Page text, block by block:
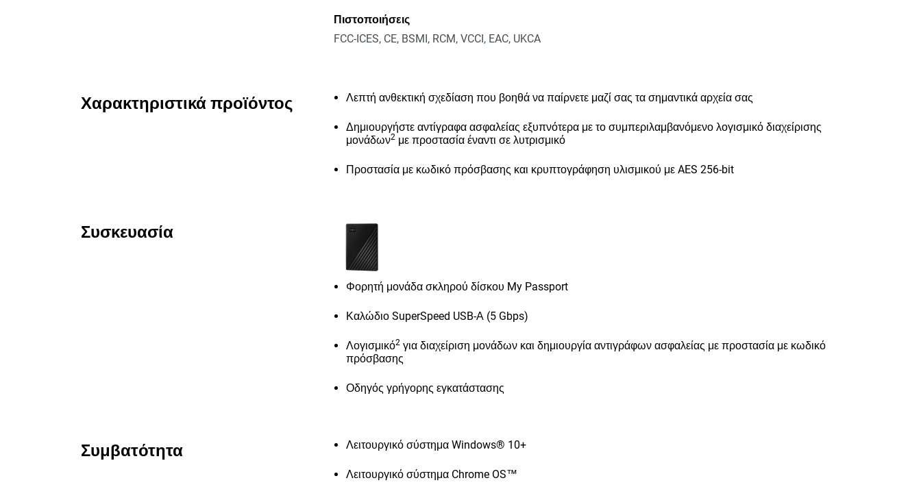
Πιστοποιήσεις
FCC-ICES, CE, BSMI, RCM, VCCI, EAC, UKCA
Χαρακτηριστικά προϊόντος Λεπτή ανθεκτική σχεδίαση που βοηθά να παίρνετε μαζί σας τα σημαντικά αρχεία σας
Δημιουργήστε αντίγραφα ασφαλείας εξυπνότερα με το συμπεριλαμβανόμενο λογισμικό διαχείρισης
μονάδων2 με προστασία έναντι σε λυτρισμικό
Προστασία με κωδικό πρόσβασης και κρυπτογράφηση υλισμικού με AES 256-bit
Συσκευασία
Φορητή μονάδα σκληρού δίσκου My Passport
Καλώδιο SuperSpeed USB-Α (5 Gbps)
Λογισμικό2 για διαχείριση μονάδων και δημιουργία αντιγράφων ασφαλείας με προστασία με κωδικό
πρόσβασης
Οδηγός γρήγορης εγκατάστασης
Συμβατότητα Λειτουργικό σύστημα Windows® 10+
Λειτουργικό σύστημα Chrome OS™